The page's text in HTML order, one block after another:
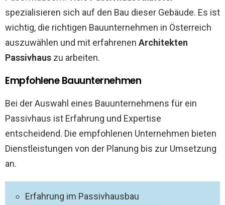
spezialisieren sich auf den Bau dieser Gebäude. Es ist
wichtig, die richtigen Bauunternehmen in Österreich
auszuwählen und mit erfahrenen Architekten
Passivhaus zu arbeiten.
Empfohlene Bauunternehmen
Bei der Auswahl eines Bauunternehmens für ein
Passivhaus ist Erfahrung und Expertise
entscheidend. Die empfohlenen Unternehmen bieten
Dienstleistungen von der Planung bis zur Umsetzung
an.
Erfahrung im Passivhausbau